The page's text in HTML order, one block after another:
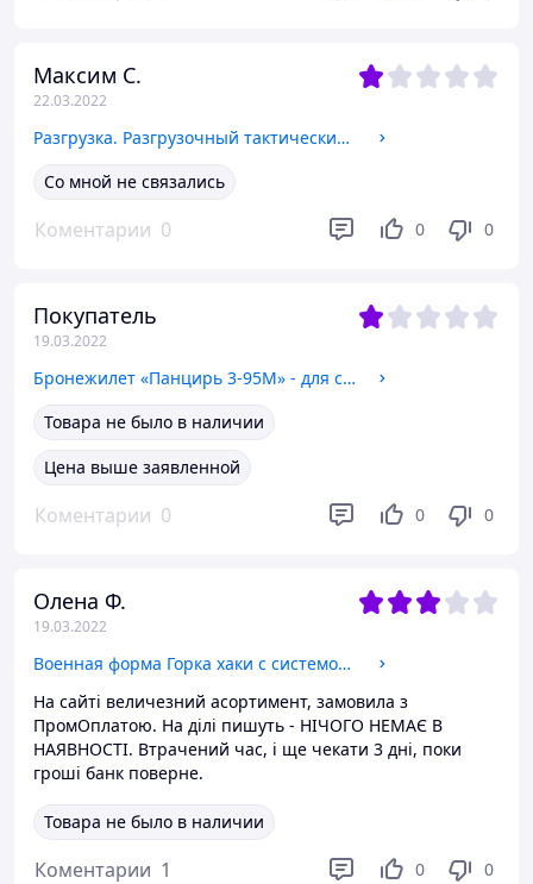
Максим С.
22.03.2022
Разгрузка. Разгрузочный тактический жилет
Со мной не связались
Коментарии 0 0 0
Покупатель
19.03.2022
Бронежилет «Панцирь 3-95М» - для сотрудников МВД Украины, инкассаторской службы и для охранных структур,
Товара не было в наличии
Цена выше заявленной
Коментарии 0 0 0
Олена Ф.
19.03.2022
Военная форма Горка хаки с системой молле (Molle)
На сайті величезний асортимент, замовила з
ПромОплатою. На ділі пишуть - НІЧОГО НЕМАЄ В
НАЯВНОСТІ. Втрачений час, і ще чекати 3 дні, поки
гроші банк поверне.
Товара не было в наличии
Коментарии 1 0 0